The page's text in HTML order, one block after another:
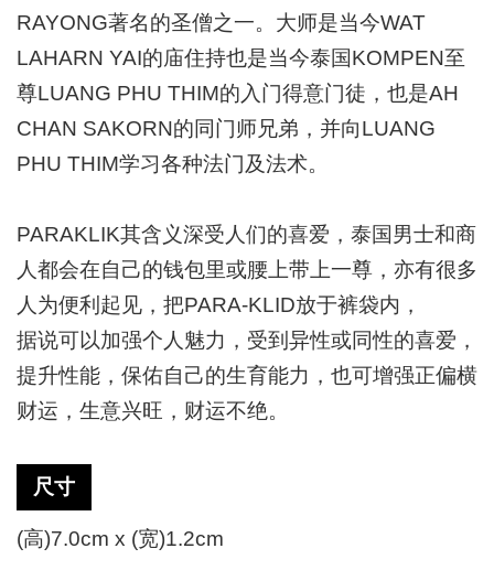
RAYONG著名的圣僧之一。大师是当今WAT
LAHARN YAI的庙住持也是当今泰国KOMPEN至
尊LUANG PHU THIM的入门得意门徒，也是AH
CHAN SAKORN的同门师兄弟，并向LUANG
PHU THIM学习各种法门及法术。
PARAKLIK其含义深受人们的喜爱，泰国男士和商
人都会在自己的钱包里或腰上带上一尊，亦有很多
人为便利起见，把PARA-KLID放于裤袋内，
据说可以加强个人魅力，受到异性或同性的喜爱，
提升性能，保佑自己的生育能力，也可增强正偏横
财运，生意兴旺，财运不绝。
尺寸
(高)7.0cm x (宽)1.2cm